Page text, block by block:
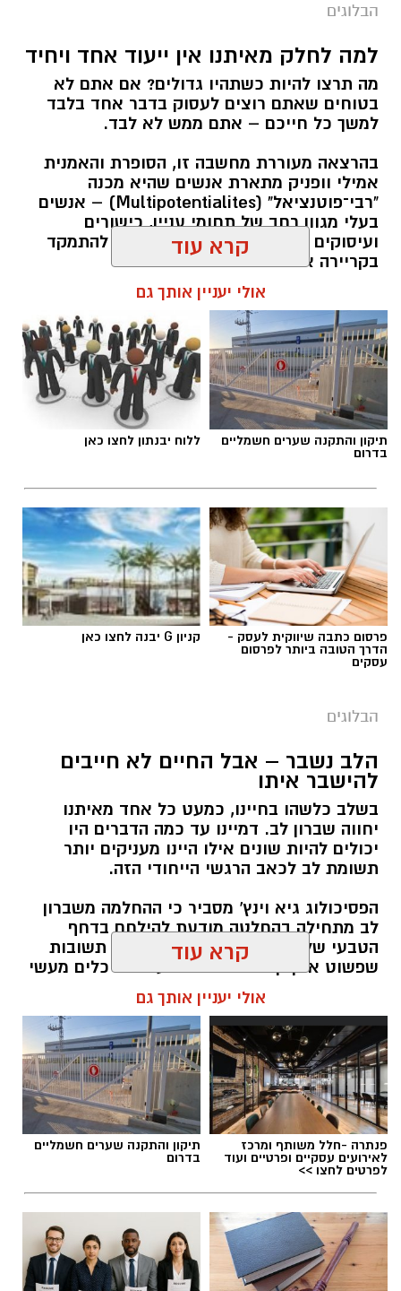
הבלוגים
למה לחלק מאיתנו אין ייעוד אחד ויחיד
מה תרצו להיות כשתהיו גדולים? אם אתם לא
בטוחים שאתם רוצים לעסוק בדבר אחד בלבד
למשך כל חייכם – אתם ממש לא לבד.
בהרצאה מעוררת מחשבה זו, הסופרת והאמנית
אמילי וופניק מתארת אנשים שהיא מכנה
"רבי־פוטנציאל" (Multipotentialites) – אנשים
בעלי מגוון רחב של תחומי עניין, כישורים
ועיסוקים שונים לאורך חייהם, במקום להתמקד
בקריירה אחת בלבד.
האם גם אתם כאלה?
אלדה נתנאל / 09:20 07.08.26
יש לכם מידע חשוב שטרם נחשף? צילומים מאירוע
חדשותי? מצאתם טעות בכתבה? נשמח שתשתפו
אותנו
קרא עוד
אולי יעניין אותך גם
תיקון והתקנה שערים חשמליים
בדרום
ללוח יבנתון לחצו כאן
פרסום כתבה שיווקית לעסק -
הדרך הטובה ביותר לפרסום
עסקים
קניון G יבנה לחצו כאן
הבלוגים
הלב נשבר – אבל החיים לא חייבים
להישבר איתו
בשלב כלשהו בחיינו, כמעט כל אחד מאיתנו
יחווה שברון לב. דמיינו עד כמה הדברים היו
יכולים להיות שונים אילו היינו מעניקים יותר
תשומת לב לכאב הרגשי הייחודי הזה.
הפסיכולוג גיא וינץ' מסביר כי ההחלמה משברון
לב מתחילה בהחלטה מודעת להילחם בדחף
הטבעי שלנו לייפות את העבר ולחפש תשובות
שפשוט אינן קיימות. הוא מציע ארגז כלים מעשי
שיעזור לנו, בהדרגה, להשתחרר מהכאב ולהמשיך
הלב שלנו אולי נשבר לפעמים, אבל אנחנו לא
חייבים להישבר יחד איתו.
מערכת האתר / 09:04 23.07.26
תגים:טד
קרא עוד
אולי יעניין אותך גם
פנתרה -חלל משותף ומרכז
לאירועים עסקיים ופרטיים ועוד
לפרטים לחצו >>
תיקון והתקנה שערים חשמליים
בדרום